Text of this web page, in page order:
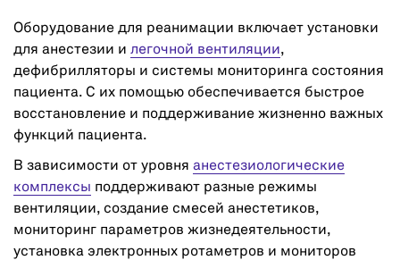
Оборудование для реанимации включает установки
для анестезии и легочной вентиляции,
дефибрилляторы и системы мониторинга состояния
пациента. С их помощью обеспечивается быстрое
восстановление и поддерживание жизненно важных
функций пациента.
В зависимости от уровня анестезиологические
комплексы поддерживают разные режимы
вентиляции, создание смесей анестетиков,
мониторинг параметров жизнедеятельности,
установка электронных ротаметров и мониторов